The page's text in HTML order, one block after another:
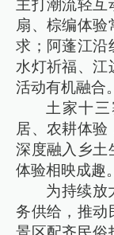
主打潮流轻互
扇、棕编体验
求；阿蓬江沿
水灯祈福、江
活动有机融合。
土家十
居、农耕体验
深度融入乡土
体验相映成趣。
为持续放
务供给，推动